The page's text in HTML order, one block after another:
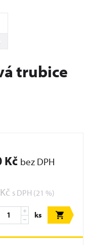
trubice
Kč bez DPH
s DPH (21 %)
ks